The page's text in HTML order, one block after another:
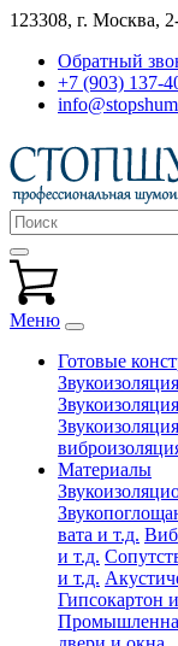
123308, г. Москва,
Обратный
+7 (903) 137-
Меню
Готовые
Материалы
вата и т.д.
и т.д.
и т.д.
Гипсокартон